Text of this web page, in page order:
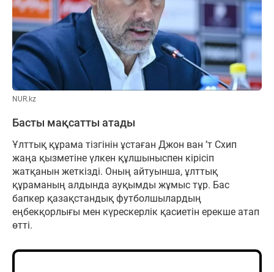
NUR.kz
Басты мақсатты атады
Ұлттық құрама тізгінін ұстаған Джон ван ’т Схип
жаңа қызметіне үлкен құлшыныспен кірісіп
жатқанын жеткізді. Оның айтуынша, ұлттық
құраманың алдында ауқымды жұмыс тұр. Бас
бапкер қазақстандық футболшылардың
еңбекқорлығы мен күрескерлік қасиетін ерекше атап
өтті.